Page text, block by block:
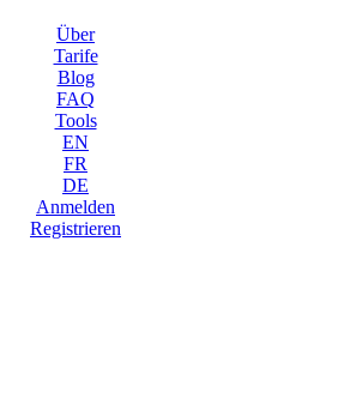
Über
Tarife
Blog
FAQ
Tools
EN
FR
DE
Anmelden
Registrieren